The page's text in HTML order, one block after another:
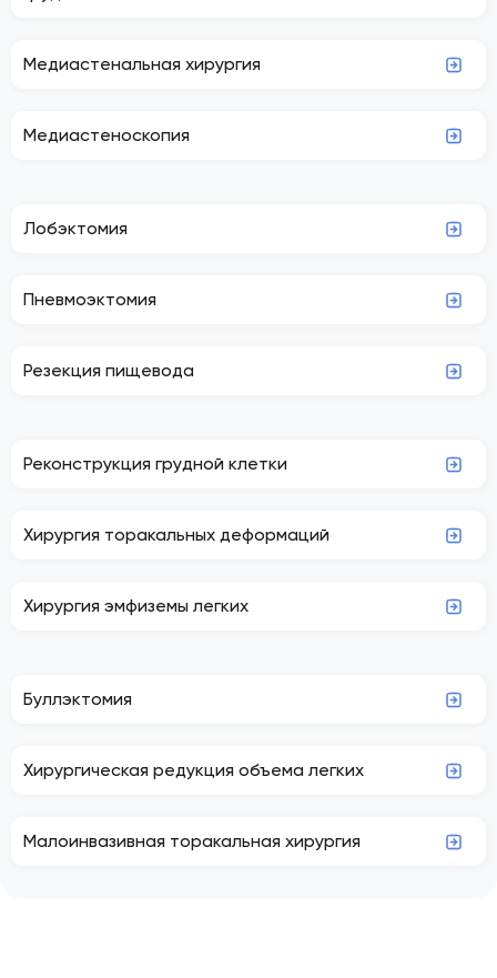
Медиастенальная хирургия
Медиастеноскопия
Лобэктомия
Пневмоэктомия
Резекция пищевода
Реконструкция грудной клетки
Хирургия торакальных деформаций
Хирургия эмфиземы легких
Буллэктомия
Хирургическая редукция объема легких
Малоинвазивная торакальная хирургия